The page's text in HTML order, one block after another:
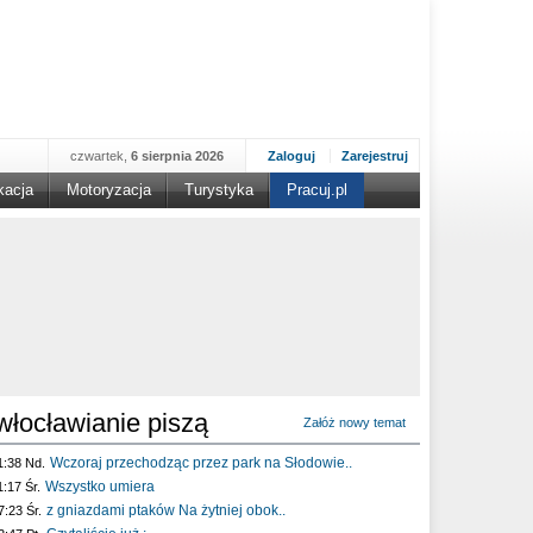
Zaloguj Zarejestruj
czwartek, 6 sierpnia 2026
Motoryzacja Turystyka Pracuj.pl
piszą Załóż nowy temat
Nd. Wczoraj przechodząc przez park na Słodowie..
Śr. Wszystko umiera
Śr. z gniazdami ptaków Na żytniej obok..